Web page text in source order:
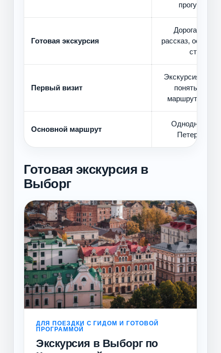
прогулка
Готовая экскурсия
Дорога, гид,
рассказ,
Первый визит
Экскурсия
понять
маршруты и
Основной маршрут
Однодневная
Петербурга
Готовая экскурсия в
Выборг
ДЛЯ ПОЕЗДКИ С ГИДОМ И ГОТОВОЙ
ПРОГРАММОЙ
Экскурсия в Выборг по